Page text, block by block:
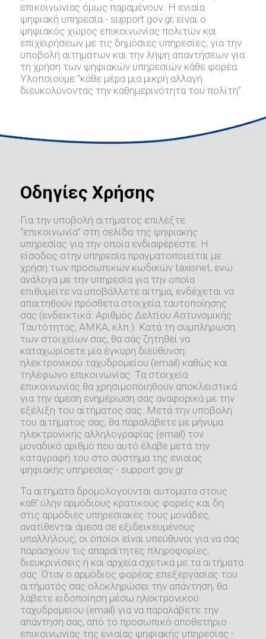
επικοινωνίας όμως παραμένουν. Η ενιαία
ψηφιακή υπηρεσία - support.gov.gr, είναι ο
ψηφιακός χώρος επικοινωνίας πολιτών και
επιχειρήσεων με τις δημόσιες υπηρεσίες, για την
υποβολή αιτημάτων και την λήψη απαντήσεων για
τη χρήση των ψηφιακών υπηρεσιών κάθε φορέα.
Υλοποιούμε “κάθε μέρα μια μικρή αλλαγή
διευκολύνοντας την καθημερινότητα του πολίτη”.
Οδηγίες Χρήσης
Για την υποβολή αιτήματος επιλέξτε
“επικοινωνία” στη σελίδα της ψηφιακής
υπηρεσίας για την οποία ενδιαφέρεστε. Η
είσοδος στην υπηρεσία πραγματοποιείται με
χρήση των προσωπικών κωδικών taxisnet, ενώ
ανάλογα με την υπηρεσία για την οποία
επιθυμείτε να υποβάλλετε αίτημα, ενδέχεται να
απαιτηθούν πρόσθετα στοιχεία ταυτοποίησης
σας (ενδεικτικά: Αριθμός Δελτίου Αστυνομικής
Ταυτότητας, ΑΜΚΑ, κλπ.). Κατά τη συμπλήρωση
των στοιχείων σας, θα σάς ζητηθεί να
καταχωρίσετε μία έγκυρη διεύθυνση
ηλεκτρονικού ταχυδρομείου (email) καθώς και
τηλέφωνο επικοινωνίας. Τα στοιχεία
επικοινωνίας θα χρησιμοποιηθούν αποκλειστικά
για την άμεση ενημέρωση σας αναφορικά με την
εξέλιξη του αιτήματος σας. Μετά την υποβολή
του αιτήματος σας, θα παραλάβετε με μήνυμα
ηλεκτρονικής αλληλογραφίας (email) τον
μοναδικό αριθμό που αυτό έλαβε μετά την
καταγραφή του στο σύστημα της ενιαίας
ψηφιακής υπηρεσίας - support.gov.gr.
Τα αιτήματα δρομολογούνται αυτόματα στους
καθ' ύλην αρμόδιους κρατικούς φορείς και δη
στις αρμόδιες υπηρεσιακές τους μονάδες,
ανατίθενται άμεσα σε εξιδεικευμένους
υπαλλήλους, οι οποίοι είναι υπεύθυνοι για να σας
παράσχουν τις απαραίτητες πληροφορίες,
διευκρινίσεις ή και αρχεία σχετικά με τα αιτήματα
σας. Όταν ο αρμόδιος φορέας επεξεργασίας του
αιτήματός σας ολοκληρώσει την απάντηση, θα
λάβετε ειδοποίηση μέσω ηλεκτρονικού
ταχυδρομείου (email) για να παραλάβετε την
απάντηση σας, από το προσωπικό αποθετήριο
επικοινωνίας της ενιαίας ψηφιακής υπηρεσίας -